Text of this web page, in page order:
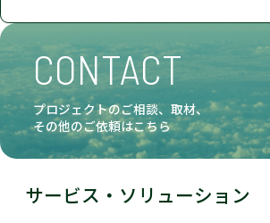
CONTACT
プロジェクトのご相談、取材、
その他のご依頼はこちら
サービス・ソリューション